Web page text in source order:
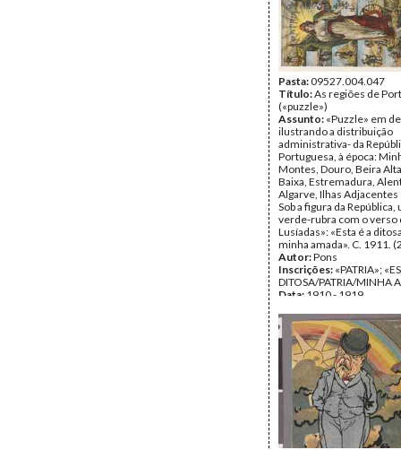
Pasta:09527.004.047
Título:As regiões de
(«puzzle»)
Assunto: «Puzzle» em
ilustrando a distribuição
administrativa- da
Portuguesa, à época:
Montes, Douro, Beira
Baixa, Estremadura,
Algarve, Ilhas Adjacentes
Sob a figura da República,
verde-rubra com o verso
Lusíadas»: «Esta é a
minha amada». C. 1911.
Autor:Pons
Inscrições: «PATRIA»;
DITOSA/PATRIA/MINHA
Data: 1910 - 1919
Soares/António Pedro
Tipo Documental:ARTE
Página(s):1